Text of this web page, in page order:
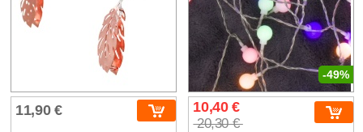
11,90 €
-49%
10,40 €
20,30 €